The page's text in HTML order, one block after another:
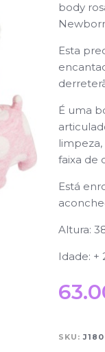
body
Esta
É uma
faixa de
Está
Altura:
Idade: +
SKU: